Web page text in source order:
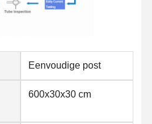
Eenvoudige post
600x30x30 cm